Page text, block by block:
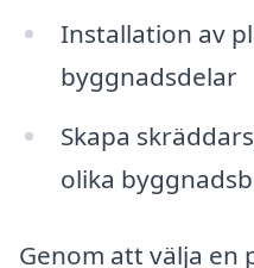
Installation av
byggnadsdelar
Skapa
olika
Genom att välja en